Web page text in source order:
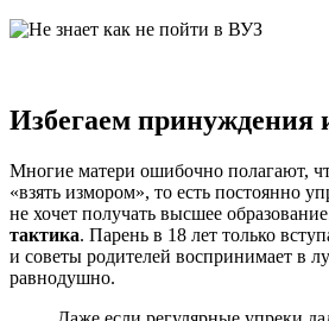
Избегаем принуждения
Многие матери ошибочно полагают,
«взять измором», то есть постоянно
не хочет получать высшее
тактика. Парень в 18 лет только
и советы родителей воспринимает в
равнодушно.